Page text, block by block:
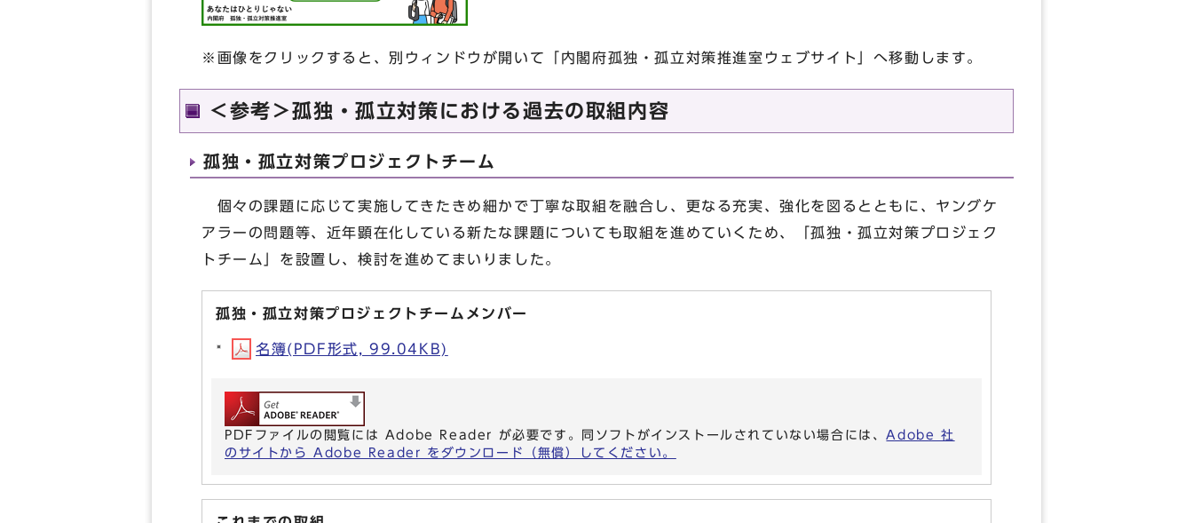
※画像をクリックすると、別ウィンドウが開いて「内閣府孤独・孤立対策推進室ウェブサイト」へ移動します。
＜参考＞孤独・孤立対策における過去の取組内容
孤独・孤立対策プロジェクトチーム
個々の課題に応じて実施してきたきめ細かで丁寧な取組を融合し、更なる充実、強化を図るとともに、ヤングケ
アラーの問題等、近年顕在化している新たな課題についても取組を進めていくため、「孤独・孤立対策プロジェク
トチーム」を設置し、検討を進めてまいりました。
孤独・孤立対策プロジェクトチームメンバー
名簿(PDF形式, 99.04KB)
PDFファイルの閲覧には Adobe Reader が必要です。同ソフトがインストールされていない場合には、Adobe 社
のサイトから Adobe Reader をダウンロード（無償）してください。